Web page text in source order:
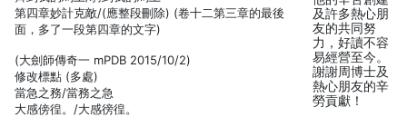
第四章妙計克敵/(應整段刪除) (卷十二第三章的最後
面，多了一段第四章的文字)
(大劍師傳奇一 mPDB 2015/10/2)
修改標點 (多處)
當急之務/當務之急
大感傍徨。/大感徬徨。
及許多熱心朋
友的共同努
力，好讀不容
易經營至今。
謝謝周博士及
熱心朋友的辛
勞貢獻！